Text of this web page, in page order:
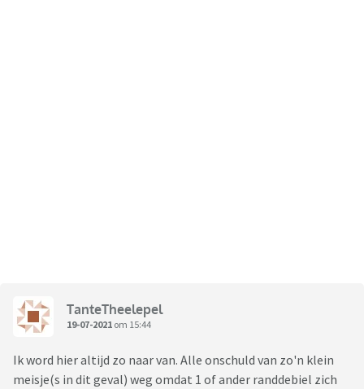
TanteTheelepel
19-07-2021 om 15:44
Ik word hier altijd zo naar van. Alle onschuld van zo'n klein
meisje(s in dit geval) weg omdat 1 of ander randdebiel zich